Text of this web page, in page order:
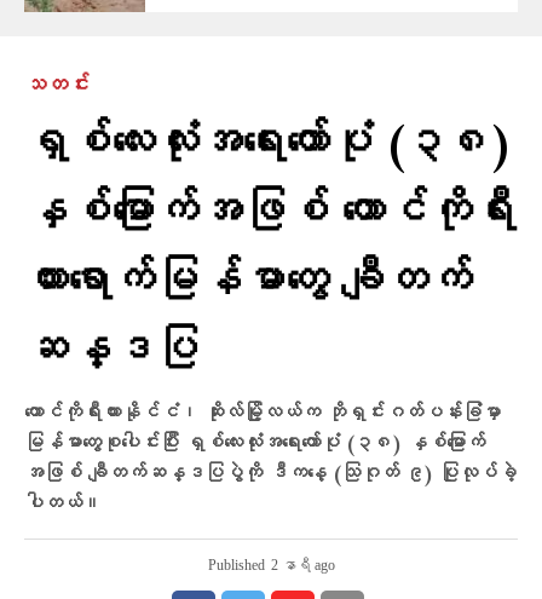
သတင်း
ရှစ်လေးလုံးအရေးတော်ပုံ (၃၈)
နှစ်မြောက်အဖြစ် တောင်ကိုရီး
ယားရောက်မြန်မာတွေ ချီတက်
ဆန္ဒပြ
တောင်ကိုရီးယားနိုင်ငံ၊ ဆိုးလ်မြို့လယ်က ဘိုရှင်းဂတ်ပန်းခြံမှာ
မြန်မာတွေစုပေါင်းပြီး ရှစ်လေးလုံးအရေးတော်ပုံ (၃၈) နှစ်မြောက်
အဖြစ် ချီတက်ဆန္ဒပြပွဲကို ဒီကနေ့ (သြဂုတ် ၉) ပြုလုပ်ခဲ့
ပါတယ်။
Published 2 နာရီ ago